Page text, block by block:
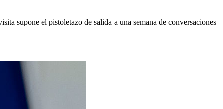
supone el pistoletazo de salida a una semana de conversaciones